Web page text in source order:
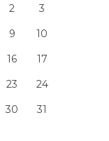
2
3
9
10
16
17
23
24
30 31